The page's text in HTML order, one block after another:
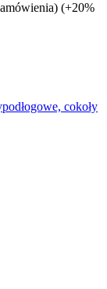
(+20%
cokoły